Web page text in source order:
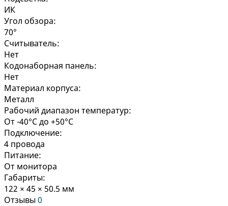
ИК
Угол обзора:
70°
Считыватель:
Нет
Кодонаборная панель:
Нет
Материал корпуса:
Металл
Рабочий диапазон температур:
От -40°C до +50°C
Подключение:
4 провода
Питание:
От монитора
Габариты:
122 × 45 × 50.5 мм
Отзывы0